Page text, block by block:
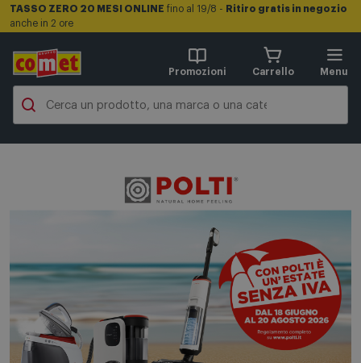
TASSO ZERO 20 MESI ONLINE fino al 19/8 - Ritiro gratis in negozio
anche in 2 ore
Promozioni Carrello Menu